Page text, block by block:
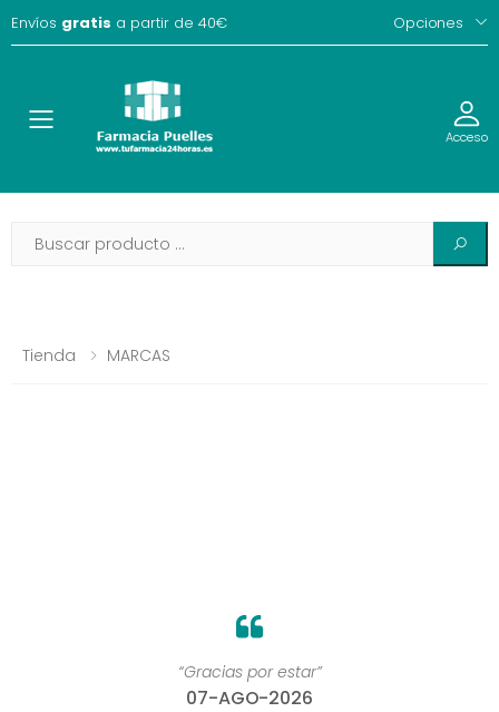
Envíos gratis a partir de 40€ Opciones
Toggle Acceso
Tienda MARCAS
“Gracias por estar”
07-AGO-2026